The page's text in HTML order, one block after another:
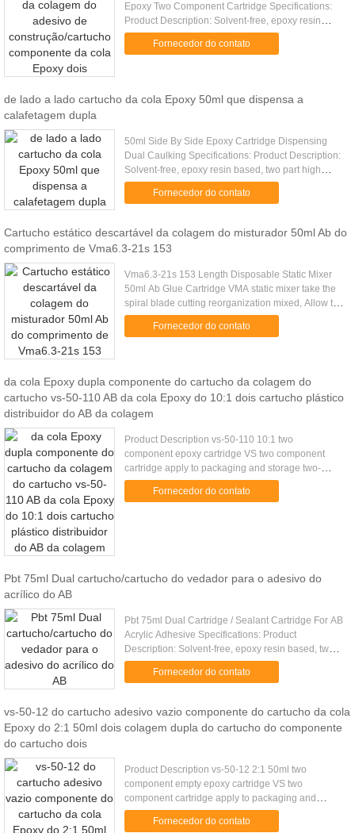
Epoxy Two Component Cartridge Specifications:
Product Description: Solvent-free, epoxy resin
based, two part high performance anchoring
adhesive. Uses: For the ...
Fornecedor do contato
de lado a lado cartucho da cola Epoxy 50ml que dispensa a
calafetagem dupla
50ml Side By Side Epoxy Cartridge Dispensing
Dual Caulking Specifications: Product Description:
Solvent-free, epoxy resin based, two part high
performance anchoring adhesive. Uses: For the
fixing of non...
Fornecedor do contato
Cartucho estático descartável da colagem do misturador 50ml Ab do
comprimento de Vma6.3-21s 153
Vma6.3-21s 153 Length Disposable Static Mixer
50ml Ab Glue Cartridge VMA static mixer take the
spiral blade cutting reorganization mixed, Allow the
glue well mixed. Interface is a bayonet, General
apply to 50ml ...
Fornecedor do contato
da cola Epoxy dupla componente do cartucho da colagem do
cartucho vs-50-110 AB da cola Epoxy do 10:1 dois cartucho plástico
distribuidor do AB da colagem
Product Description vs-50-110 10:1 two
component epoxy cartridge VS two component
cartridge apply to packaging and storage two-
component liquid, With glue gun use, match with
VMA and VMC static mixer, Can be .....
Fornecedor do contato
Pbt 75ml Dual cartucho/cartucho do vedador para o adesivo do
acrílico do AB
Pbt 75ml Dual Cartridge / Sealant Cartridge For AB
Acrylic Adhesive Specifications: Product
Description: Solvent-free, epoxy resin based, two
part high performance anchoring adhesive. Uses:
For the fixing of .....
Fornecedor do contato
vs-50-12 do cartucho adesivo vazio componente do cartucho da cola
Epoxy do 2:1 50ml dois colagem dupla do cartucho do componente
do cartucho dois
Product Description vs-50-12 2:1 50ml two
component empty epoxy cartridge VS two
component cartridge apply to packaging and
storage two-component liquid, With glue gun use,
match with VMA and VMC static mixer, ...
Fornecedor do contato